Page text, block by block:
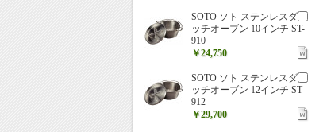
SOTO ソト ステンレスダ
ッチオーブン 10インチ ST-
910
￥24,750
SOTO ソト ステンレスダ
ッチオーブン 12インチ ST-
912
￥29,700